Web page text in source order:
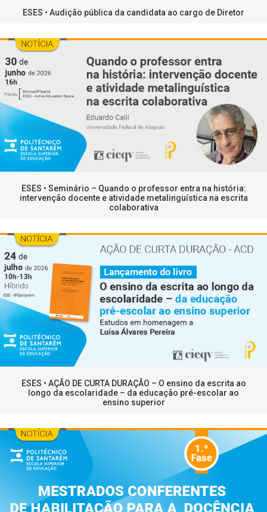
ESES • Audição pública da candidata ao cargo de Diretor
ESES • Seminário – Quando o professor entra na história:
intervenção docente e atividade metalinguística na escrita
colaborativa
ESES • AÇÃO DE CURTA DURAÇÃO – O ensino da escrita ao
longo da escolaridade – da educação pré-escolar ao
ensino superior